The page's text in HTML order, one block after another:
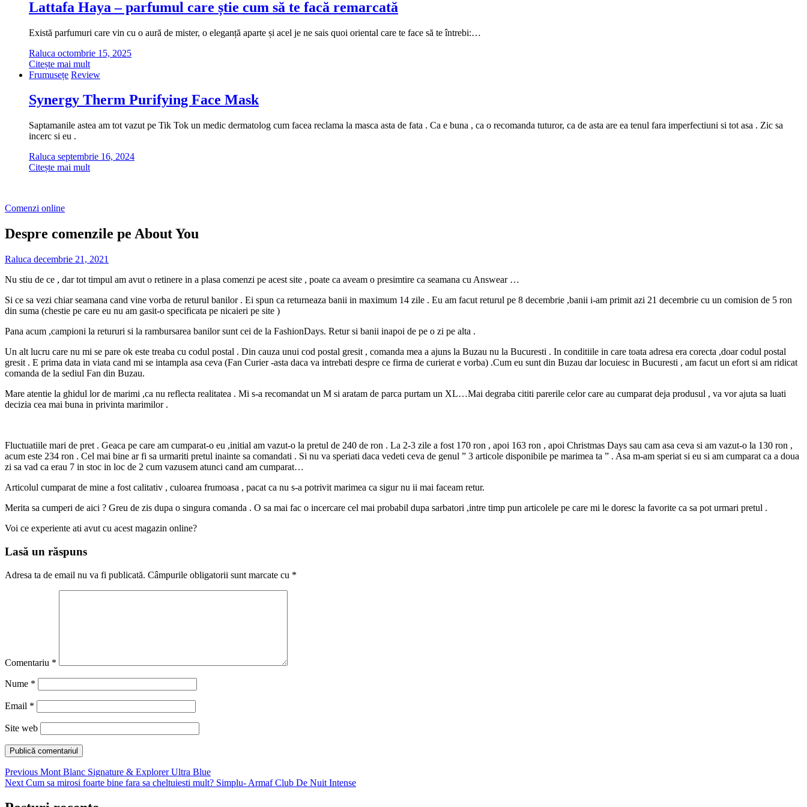
Lattafa Haya – parfumul care știe cum să te facă remarcată
Există parfumuri care vin cu o aură de mister, o eleganță aparte și acel je ne sais quoi oriental care te face să te întrebi:…
Raluca octombrie 15, 2025
Citește mai mult
Frumusețe Review
Synergy Therm Purifying Face Mask
Saptamanile astea am tot vazut pe Tik Tok un medic dermatolog cum facea reclama la masca asta de fata . Ca e buna , ca o recomanda tuturor, ca de asta are ea tenul fara imperfectiuni si tot asa . Zic sa
incerc si eu .
Raluca septembrie 16, 2024
Citește mai mult
Comenzi online
Despre comenzile pe About You
Raluca decembrie 21, 2021
Nu stiu de ce , dar tot timpul am avut o retinere in a plasa comenzi pe acest site , poate ca aveam o presimtire ca seamana cu Answear …
Si ce sa vezi chiar seamana cand vine vorba de returul banilor . Ei spun ca returneaza banii in maximum 14 zile . Eu am facut returul pe 8 decembrie ,banii i-am primit azi 21 decembrie cu un comision de 5 ron
din suma (chestie pe care eu nu am gasit-o specificata pe nicaieri pe site )
Pana acum ,campioni la retururi si la rambursarea banilor sunt cei de la FashionDays. Retur si banii inapoi de pe o zi pe alta .
Un alt lucru care nu mi se pare ok este treaba cu codul postal . Din cauza unui cod postal gresit , comanda mea a ajuns la Buzau nu la Bucuresti . In conditiile in care toata adresa era corecta ,doar codul postal
gresit . E prima data in viata cand mi se intampla asa ceva (Fan Curier -asta daca va intrebati despre ce firma de curierat e vorba) .Cum eu sunt din Buzau dar locuiesc in Bucuresti , am facut un efort si am ridicat
comanda de la sediul Fan din Buzau.
Mare atentie la ghidul lor de marimi ,ca nu reflecta realitatea . Mi s-a recomandat un M si aratam de parca purtam un XL…Mai degraba cititi parerile celor care au cumparat deja produsul , va vor ajuta sa luati
decizia cea mai buna in privinta marimilor .
Fluctuatiile mari de pret . Geaca pe care am cumparat-o eu ,initial am vazut-o la pretul de 240 de ron . La 2-3 zile a fost 170 ron , apoi 163 ron , apoi Christmas Days sau cam asa ceva si am vazut-o la 130 ron ,
acum este 234 ron . Cel mai bine ar fi sa urmariti pretul inainte sa comandati . Si nu va speriati daca vedeti ceva de genul ” 3 articole disponibile pe marimea ta ” . Asa m-am speriat si eu si am cumparat ca a doua
zi sa vad ca erau 7 in stoc in loc de 2 cum vazusem atunci cand am cumparat…
Articolul cumparat de mine a fost calitativ , culoarea frumoasa , pacat ca nu s-a potrivit marimea ca sigur nu ii mai faceam retur.
Merita sa cumperi de aici ? Greu de zis dupa o singura comanda . O sa mai fac o incercare cel mai probabil dupa sarbatori ,intre timp pun articolele pe care mi le doresc la favorite ca sa pot urmari pretul .
Voi ce experiente ati avut cu acest magazin online?
Lasă un răspuns
Adresa ta de email nu va fi publicată. Câmpurile obligatorii sunt marcate cu *
Comentariu *
Nume *
Email *
Site web
Navigare
în
Previous Previous
post:
Mont Blanc Signature & Explorer Ultra Blue
Next Next
Cum sa mirosi foarte bine fara sa cheltuiesti mult? Simplu- Armaf Club De Nuit Intense